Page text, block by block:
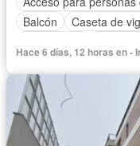
Balcón
Caseta de
Hace 6 días, 12 horas en -